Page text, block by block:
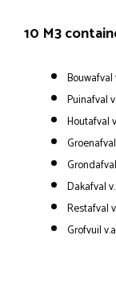
10 M3
Bouwafval
Puinafval
Houtafval
Dakafval
Restafval
Grofvuil